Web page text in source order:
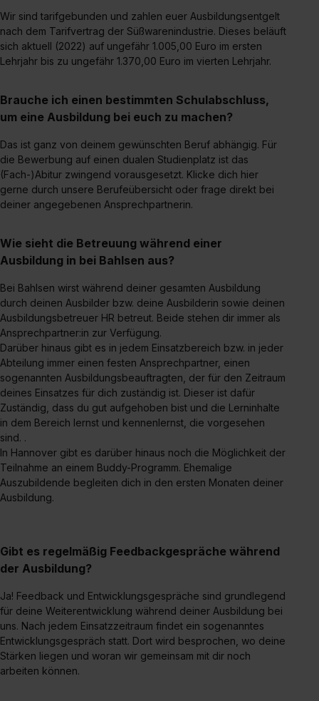
der Kategorien „Präferenzen“, „Statistiken“ und „Social
Media und Marketing“ umfasst hierbei die Einwilligung
zur Übermittlung deiner Daten in die USA (Art. 49 Abs. 1
S. 1 lit. a) DS-GVO). Die USA verfügen über kein
II). Du kannst die von dir erteilte Einwilligung jederzeit mit
Wirkung für die Zukunft ganz oder teilweise über unsere
Einstellungen“ widerrufen. Weitere Informationen zu den
einzelnen Cookies findest du durch Klick auf „Details
zeigen“. Weitere Informationen: Datenschutzerklärung
Impressum.
Wir sind tarifgebunden und zahlen euer Ausbildungsentgelt
nach dem Tarifvertrag der Süßwarenindustrie. Dieses beläuft
sich aktuell (2022) auf ungefähr 1.005,00 Euro im ersten
Lehrjahr bis zu ungefähr 1.370,00 Euro im vierten Lehrjahr.
Brauche ich einen bestimmten Schulabschluss,
um eine Ausbildung bei euch zu machen?
Das ist ganz von deinem gewünschten Beruf abhängig. Für
die Bewerbung auf einen dualen Studienplatz ist das
(Fach-)Abitur zwingend vorausgesetzt. Klicke dich hier
gerne durch unsere Berufeübersicht oder frage direkt bei
deiner angegebenen Ansprechpartnerin.
Wie sieht die Betreuung während einer
Ausbildung in bei Bahlsen aus?
Bei Bahlsen wirst während deiner gesamten Ausbildung
durch deinen Ausbilder bzw. deine Ausbilderin sowie deinen
Ausbildungsbetreuer HR betreut. Beide stehen dir immer als
Ansprechpartner:in zur Verfügung.
Darüber hinaus gibt es in jedem Einsatzbereich bzw. in jeder
Abteilung immer einen festen Ansprechpartner, einen
sogenannten Ausbildungsbeauftragten, der für den Zeitraum
deines Einsatzes für dich zuständig ist. Dieser ist dafür
Zuständig, dass du gut aufgehoben bist und die Lerninhalte
in dem Bereich lernst und kennenlernst, die vorgesehen
sind. .
In Hannover gibt es darüber hinaus noch die Möglichkeit der
Teilnahme an einem Buddy-Programm. Ehemalige
Auszubildende begleiten dich in den ersten Monaten deiner
Ausbildung.
Gibt es regelmäßig Feedbackgespräche während
der Ausbildung?
Ja! Feedback und Entwicklungsgespräche sind grundlegend
für deine Weiterentwicklung während deiner Ausbildung bei
uns. Nach jedem Einsatzzeitraum findet ein sogenanntes
Entwicklungsgespräch statt. Dort wird besprochen, wo deine
Stärken liegen und woran wir gemeinsam mit dir noch
arbeiten können.